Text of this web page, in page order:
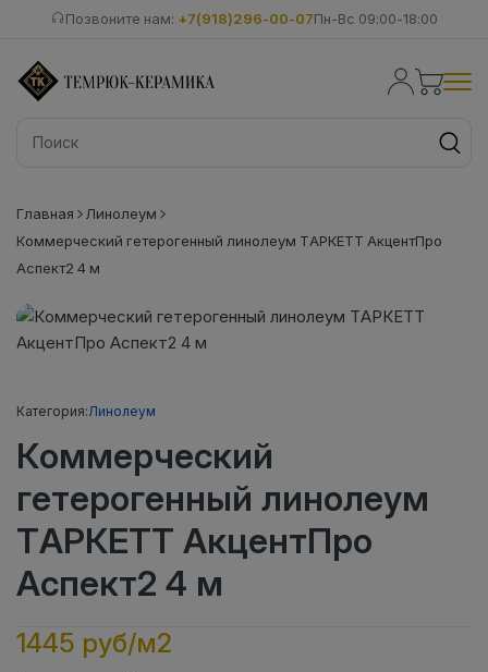
Позвоните нам: +7(918)296-00-07Пн-Вс 09:00-18:00
Главная
Линолеум
Коммерческий гетерогенный линолеум ТАРКЕТТ АкцентПро
Аспект2 4 м
Категория:Линолеум
Коммерческий
гетерогенный линолеум
ТАРКЕТТ АкцентПро
Аспект2 4 м
1445 руб/м2